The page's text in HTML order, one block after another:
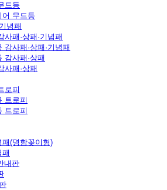
드등
어 무드등
념패
사패·상패·기념패
감사패·상패·기념패
감사패·상패
사패·상패
로피
트로피
트로피
패(명함꽂이형)
패
내판